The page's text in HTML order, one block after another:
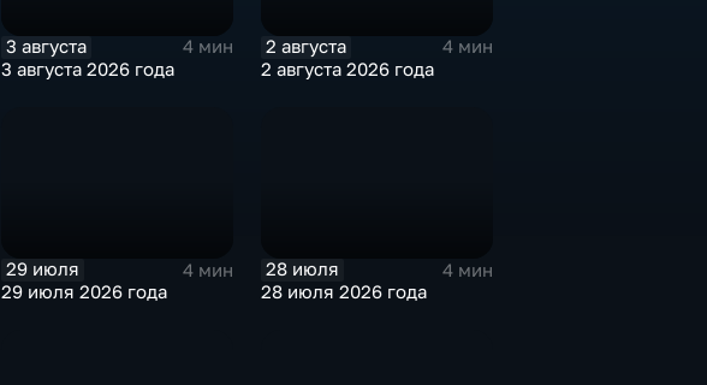
3 августа
4 мин
3 августа 2026 года
2 августа
4 мин
2 августа 2026 года
29 июля
4 мин
29 июля 2026 года
28 июля
4 мин
28 июля 2026 года